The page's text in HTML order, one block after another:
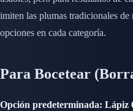
imiten las plumas tradicionales
opciones en cada categoría.
Para Bocetear
Opción predeterminada: Lápiz